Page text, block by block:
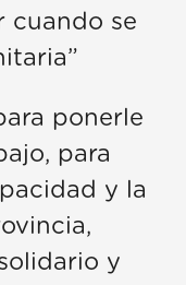
cuando se
ponerle
para
y la
y